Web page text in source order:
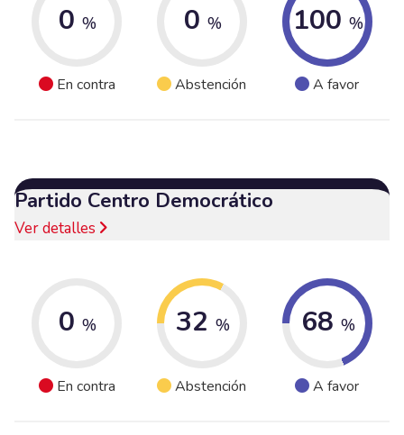
0 %
En contra
0 %
Abstención
100 %
A favor
Partido Centro Democrático
Ver detalles
0 %
En contra
32 %
Abstención
68 %
A favor